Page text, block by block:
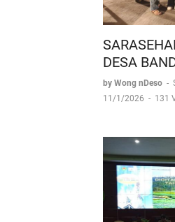
DESA
by Wong nDeso -
11/1/2026 - 131